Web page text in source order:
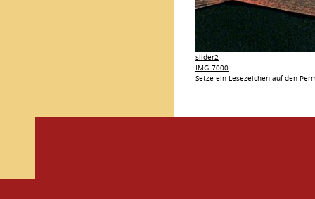
slider2
IMG_7000
Setze ein Lesezeichen auf den